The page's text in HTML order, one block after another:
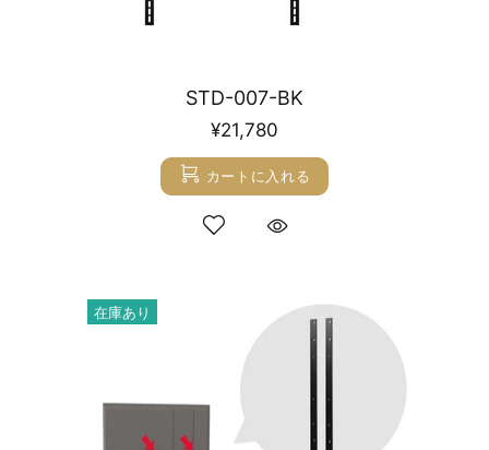
STD-007-BK
¥21,780
カートに入れる
在庫あり